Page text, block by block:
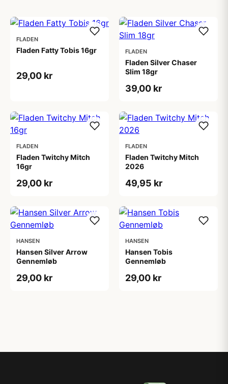
FLADEN
Fladen Fatty Tobis 16gr
29,00 kr
FLADEN
Fladen Silver Chaser
Slim 18gr
39,00 kr
FLADEN
Fladen Twitchy Mitch
16gr
29,00 kr
FLADEN
Fladen Twitchy Mitch
2026
49,95 kr
HANSEN
Hansen Silver Arrow
Gennemløb
29,00 kr
HANSEN
Hansen Tobis
Gennemløb
29,00 kr